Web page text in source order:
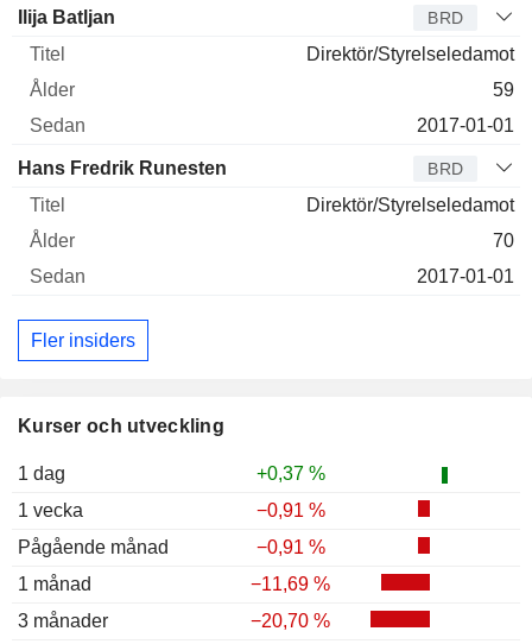
Kurser och utveckling
1 dag
+0,37 %
1 vecka
−0,91 %
Pågående månad
−0,91 %
1 månad
−11,69 %
3 månader
−20,70 %
Ilija Batljan BRD
Direktör/Styrelseledamot
59
2017-01-01
Hans Fredrik Runesten BRD
Direktör/Styrelseledamot
70
2017-01-01
Fler insiders